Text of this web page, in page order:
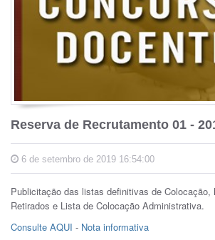
Reserva de Recrutamento 01 -
6 de setembro de 2019 16:54:00
Publicitação das listas definitivas de Colocação,
Retirados e Lista de Colocação Administrativa.
Consulte AQUI - Nota informativa